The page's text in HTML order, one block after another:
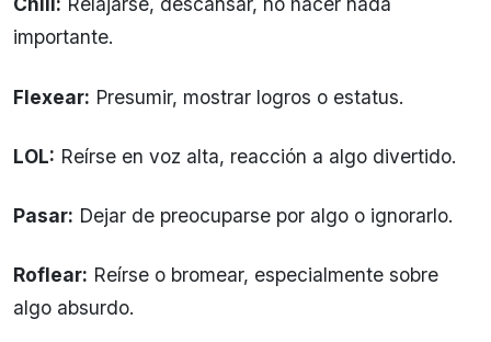
importante.
Flexear: Presumir, mostrar logros o estatus.
LOL: Reírse en voz alta, reacción a algo divertido.
Pasar: Dejar de preocuparse por algo o ignorarlo.
Roflear: Reírse o bromear, especialmente sobre
algo absurdo.